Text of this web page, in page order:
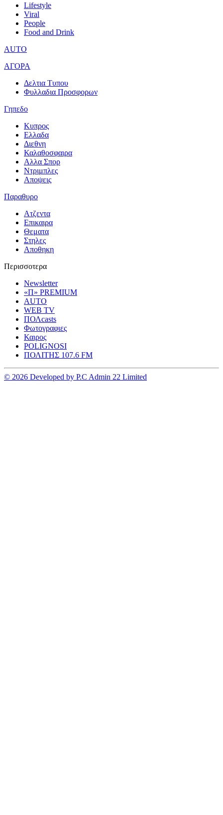
Lifestyle
Viral
People
Food and Drink
AUTO
ΑΓΟΡΑ
Δελτια Τυπου
Φυλλαδια Προσφορων
Γηπεδο
Κυπρος
Ελλαδα
Διεθνη
Καλαθοσφαιρα
Αλλα Σπορ
Ντριμπλες
Αποψεις
Παραθυρο
Ατζεντα
Επικαιρα
Θεματα
Στηλες
Αποθηκη
Περισσοτερα
Newsletter
«Π» PREMIUM
AUTO
WEB TV
ΠΟΛcasts
Φωτογραφιες
Καιρος
POLIGNOSI
ΠΟΛΙΤΗΣ 107.6 FM
© 2026 Developed by P.C Admin 22 Limited